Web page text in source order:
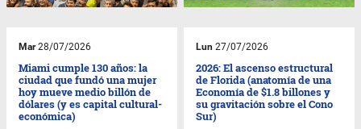
Mar28/07/2026
Miami cumple 130 años: la
ciudad que fundó una mujer
hoy mueve medio billón de
dólares (y es capital cultural-
económica)
Lun 27/07/2026
2026: El ascenso estructural
de Florida (anatomía de una
Economía de $1.8 billones y
su gravitación sobre el Cono
Sur)